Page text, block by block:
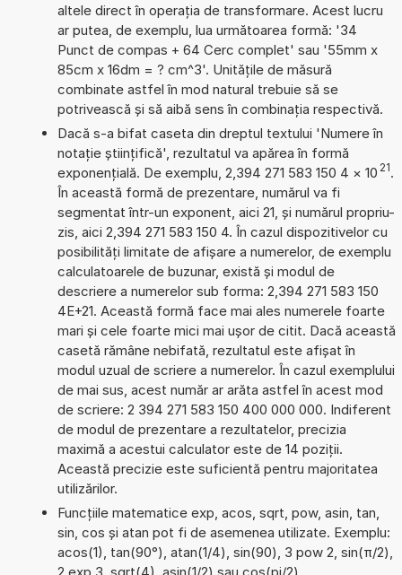
altele direct în operația de transformare. Acest lucru
ar putea, de exemplu, lua următoarea formă: '34
Punct de compas + 64 Cerc complet' sau '55mm x
85cm x 16dm = ? cm^3'. Unitățile de măsură
combinate astfel în mod natural trebuie să se
potrivească și să aibă sens în combinația respectivă.
Dacă s-a bifat caseta din dreptul textului 'Numere în
notație științifică', rezultatul va apărea în formă
exponențială. De exemplu, 2,394 271 583 150 4 × 10 21.
În această formă de prezentare, numărul va fi
segmentat într-un exponent, aici 21, și numărul propriu-
zis, aici 2,394 271 583 150 4. În cazul dispozitivelor cu
posibilități limitate de afișare a numerelor, de exemplu
calculatoarele de buzunar, există și modul de
descriere a numerelor sub forma: 2,394 271 583 150
4E+21. Această formă face mai ales numerele foarte
mari și cele foarte mici mai ușor de citit. Dacă această
casetă rămâne nebifată, rezultatul este afișat în
modul uzual de scriere a numerelor. În cazul exemplului
de mai sus, acest număr ar arăta astfel în acest mod
de scriere: 2 394 271 583 150 400 000 000. Indiferent
de modul de prezentare a rezultatelor, precizia
maximă a acestui calculator este de 14 poziții.
Această precizie este suficientă pentru majoritatea
utilizărilor.
Funcțiile matematice exp, acos, sqrt, pow, asin, tan,
sin, cos și atan pot fi de asemenea utilizate. Exemplu:
acos(1), tan(90°), atan(1/4), sin(90), 3 pow 2, sin(π/2),
2 exp 3, sqrt(4), asin(1/2) sau cos(pi/2)